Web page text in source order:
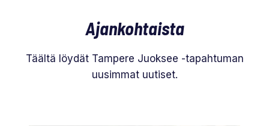
Ajankohtaista
Täältä löydät Tampere Juoksee -tapahtuman
uusimmat uutiset.